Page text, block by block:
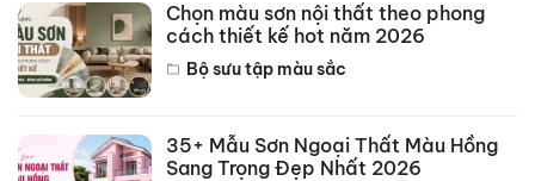
Chọn màu sơn nội thất theo phong
cách thiết kế hot năm 2026
Bộ sưu tập màu sắc
35+ Mẫu Sơn Ngoại Thất Màu Hồng
Sang Trọng Đẹp Nhất 2026